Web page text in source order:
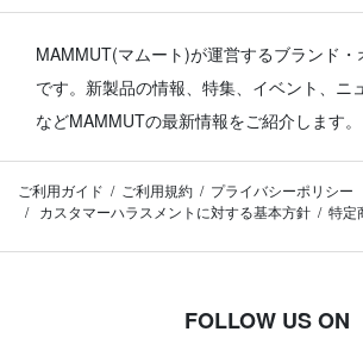
MAMMUT(マムート)が運営するブランド・
です。 新製品の情報、特集、イベント、ニ
などMAMMUTの最新情報をご紹介します。
ご利用ガイド ご利用規約
プライバシーポリシー
カスタマーハラスメントに対する基本方針
特定
FOLLOW US ON